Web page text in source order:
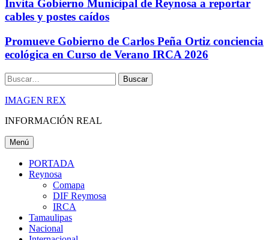
Invita Gobierno Municipal de Reynosa a reportar
cables y postes caídos
Promueve Gobierno de Carlos Peña Ortiz conciencia
ecológica en Curso de Verano IRCA 2026
Buscar
IMAGEN REX
INFORMACIÓN REAL
Menú
PORTADA
Reynosa
Comapa
DIF Reymosa
IRCA
Tamaulipas
Nacional